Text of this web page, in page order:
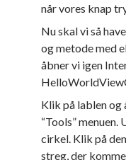
når vores knap
Nu skal vi så
og metode med
åbner vi igen
Klik på lablen og
“Tools” menuen.
cirkel. Klik på
streg, der